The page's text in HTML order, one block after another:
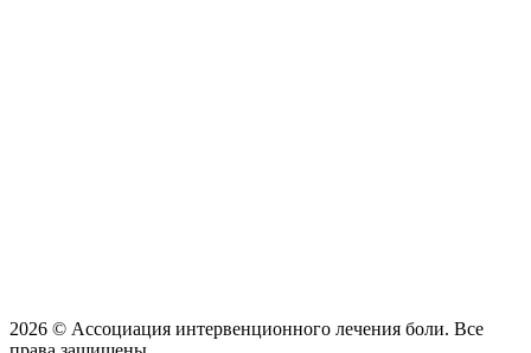
2026 © Ассоциация интервенционного лечения боли. Все